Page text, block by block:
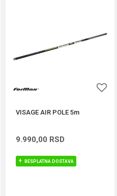
VISAGE AIR POLE 5m
9.990,00 RSD
BESPLATNA DOSTAVA